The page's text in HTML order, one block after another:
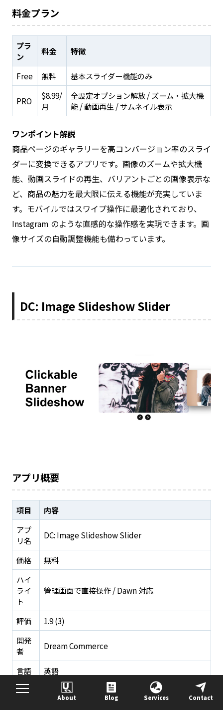
About Blog Services Contact
料金プラン
プラ
ン
料金 特徴
Free 無料 基本スライダー機能のみ
PRO
$8.99/
月
全設定オプション解放 / ズーム・拡大機
能 / 動画再生 / サムネイル表示
ワンポイント解説
商品ページのギャラリーを高コンバージョン率のスライ
ダーに変換できるアプリです。画像のズームや拡大機
能、動画スライドの再生、バリアントごとの画像表示な
ど、商品の魅力を最大限に伝える機能が充実していま
す。モバイルではスワイプ操作に最適化されており、
Instagram のような直感的な操作感を実現できます。画
像サイズの自動調整機能も備わっています。
DC: Image Slideshow Slider
アプリ概要
項目
内容
アプ
リ名
DC: Image Slideshow Slider
価格
無料
ハイ
ライ
ト
管理画面で直接操作 / Dawn 対応
評価
1.9 (3)
開発
者
Dream Commerce
言語
英語
カテ
画像ギャラリー